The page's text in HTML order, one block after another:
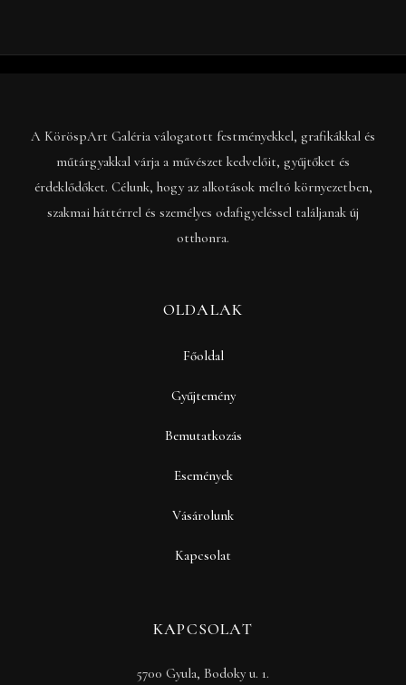
A KöröspArt Galéria válogatott festményekkel, grafikákkal és
műtárgyakkal várja a művészet kedvelőit, gyűjtőket és
érdeklődőket. Célunk, hogy az alkotások méltó környezetben,
szakmai háttérrel és személyes odafigyeléssel találjanak új
otthonra.
OLDALAK
Főoldal
Gyűjtemény
Bemutatkozás
Események
Vásárolunk
Kapcsolat
KAPCSOLAT
5700 Gyula, Bodoky u. 1.